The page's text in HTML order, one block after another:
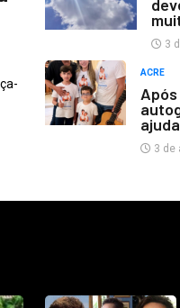
3
ACRE
3 de